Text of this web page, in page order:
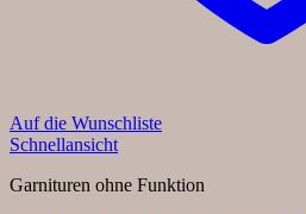
Auf die Wunschliste
Schnellansicht
Garnituren ohne Funktion